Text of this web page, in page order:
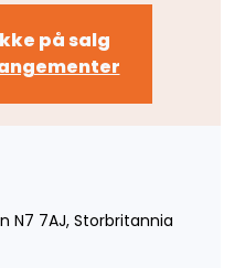
på salg
N7 7AJ, Storbritannia